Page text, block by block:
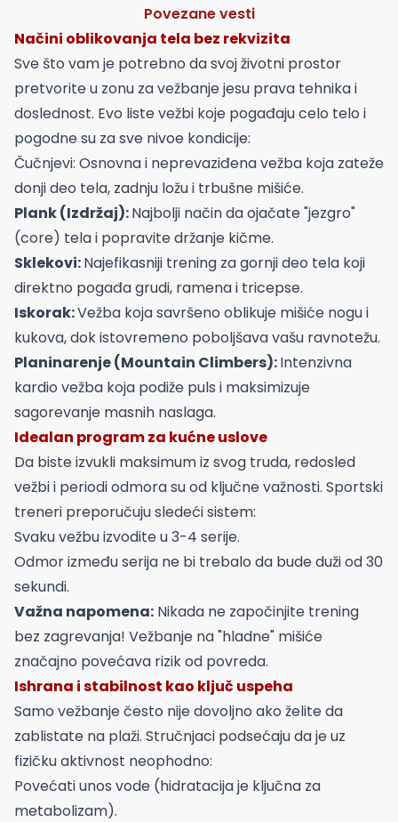
Povezane vesti
Načini oblikovanja tela bez rekvizita
Sve što vam je potrebno da svoj životni prostor
pretvorite u zonu za vežbanje jesu prava tehnika i
doslednost. Evo liste vežbi koje pogađaju celo telo i
pogodne su za sve nivoe kondicije:
Čučnjevi: Osnovna i neprevaziđena vežba koja zateže
donji deo tela, zadnju ložu i trbušne mišiće.
Plank (Izdržaj):Najbolji način da ojačate "jezgro"
(core) tela i popravite držanje kičme.
Sklekovi:Najefikasniji trening za gornji deo tela koji
direktno pogađa grudi, ramena i tricepse.
Iskorak:Vežba koja savršeno oblikuje mišiće nogu i
kukova, dok istovremeno poboljšava vašu ravnotežu.
Planinarenje (Mountain Climbers):Intenzivna
kardio vežba koja podiže puls i maksimizuje
sagorevanje masnih naslaga.
Idealan program za kućne uslove
Da biste izvukli maksimum iz svog truda, redosled
vežbi i periodi odmora su od ključne važnosti. Sportski
treneri preporučuju sledeći sistem:
Svaku vežbu izvodite u 3-4 serije.
Odmor između serija ne bi trebalo da bude duži od 30
sekundi.
Važna napomena: Nikada ne započinjite trening
bez zagrevanja! Vežbanje na "hladne" mišiće
značajno povećava rizik od povreda.
Ishrana i stabilnost kao ključ uspeha
Samo vežbanje često nije dovoljno ako želite da
zablistate na plaži. Stručnjaci podsećaju da je uz
fizičku aktivnost neophodno:
Povećati unos vode (hidratacija je ključna za
metabolizam).